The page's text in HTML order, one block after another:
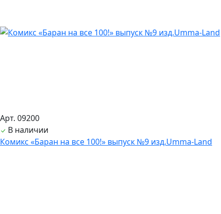
Арт. 09200
В наличии
Комикс «Баран на все 100!» выпуск №9 изд.Umma-Land